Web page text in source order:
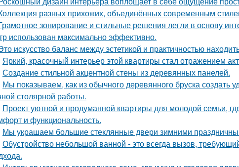
разных прихожих, объединённых современным
зонирование и стильные решения легли в основу
использован максимально эффективно.
искусство баланс между эстетикой и практичностью
Яркий, красочный интерьер этой квартиры стал отражением
Создание стильной акцентной стены из деревянных панелей.
Мы показываем, как из обычного деревянного бруска создать
столярной работы.
Проект уютной и продуманной квартиры для молодой семьи,
и функциональность.
Мы украшаем большие стеклянные двери зимними
Обустройство небольшой ванной - это всегда вызов,